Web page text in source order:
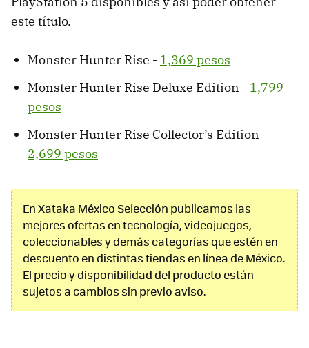
este título.
Monster Hunter Rise - 1,369 pesos
Monster Hunter Rise Deluxe Edition - 1,799
pesos
Monster Hunter Rise Collector’s Edition -
2,699 pesos
En Xataka México Selección publicamos las
mejores ofertas en tecnología, videojuegos,
coleccionables y demás categorías que estén en
descuento en distintas tiendas en línea de México.
El precio y disponibilidad del producto están
sujetos a cambios sin previo aviso.